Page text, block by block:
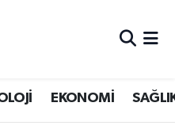
EKONOMİ
Haritası